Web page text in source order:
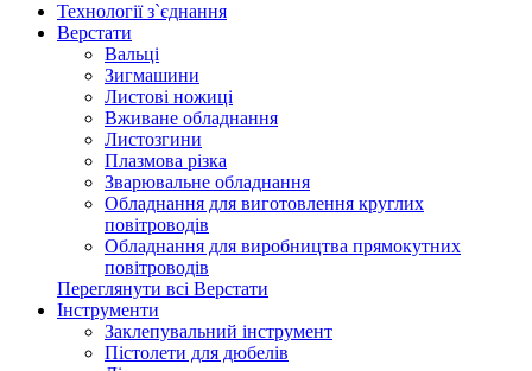
Технології з`єднання
Верстати
Вальці
Зигмашини
Листові ножиці
Вживане обладнання
Листозгини
Плазмова різка
Зварювальне обладнання
Обладнання для виготовлення круглих
повітроводів
Обладнання для виробництва прямокутних
повітроводів
Переглянути всі Верстати
Інструменти
Заклепувальний інструмент
Пістолети для дюбелів